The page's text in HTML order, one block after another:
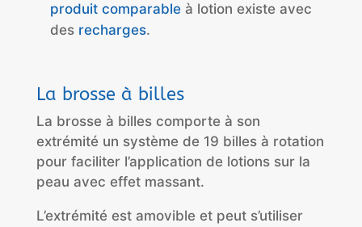
produit comparableà lotion existe avec
des recharges.
La brosse à billes
La brosse à billes comporte à son
extrémité un système de 19 billes à rotation
pour faciliter l’application de lotions sur la
peau avec effet massant.
L’extrémité est amovible et peut s’utiliser